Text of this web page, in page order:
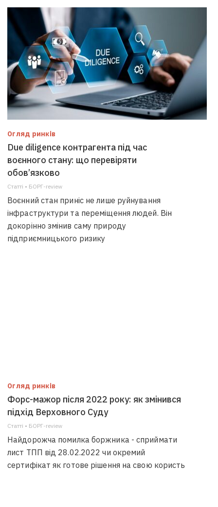
Огляд ринків
Due diligence контрагента під час
воєнного стану: що перевіряти
обов’язково
Статті • БОРГ-review
Воєнний стан приніс не лише руйнування
інфраструктури та переміщення людей. Він
докорінно змінив саму природу
підприємницького ризику
Огляд ринків
Форс-мажор після 2022 року: як змінився
підхід Верховного Суду
Статті • БОРГ-review
Найдорожча помилка боржника - сприймати
лист ТПП від 28.02.2022 чи окремий
сертифікат як готове рішення на свою користь